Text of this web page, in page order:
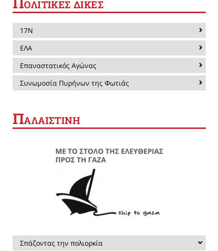
ΟΛΙΤΙΚΕΣ ΔΙΚΕΣ
17Ν
ΕΛΑ
Επαναστατικός Αγώνας
Συνωμοσία Πυρήνων της Φωτιάς
ΠΑΛΑΙΣΤΙΝΗ
Σπάζοντας την πολιορκία